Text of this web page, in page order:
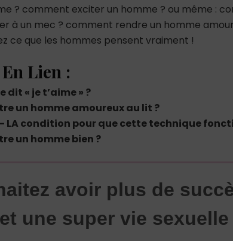
? comment exciter un homme ? ou même :
à un mec ? comment rendre un homme
ce que les hommes pensent vraiment !
Lien :
« je t’aime » ?
un homme amoureux au lit ?
LA condition pour que cette technique
un homme bien ?
avoir plus de
et une super vie sexuelle